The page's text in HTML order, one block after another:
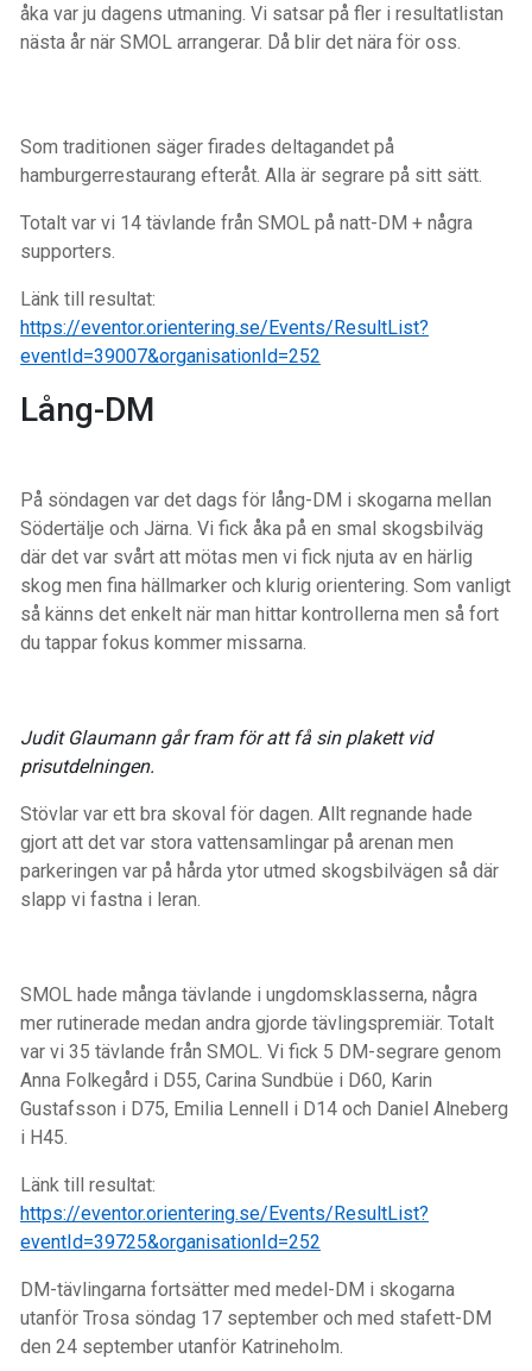
åka var ju dagens utmaning. Vi satsar på fler i resultatlistan
nästa år när SMOL arrangerar. Då blir det nära för oss.
Som traditionen säger firades deltagandet på
hamburgerrestaurang efteråt. Alla är segrare på sitt sätt.
Totalt var vi 14 tävlande från SMOL på natt-DM + några
supporters.
Länk till resultat:
https://eventor.orientering.se/Events/ResultList?
eventId=39007&organisationId=252
Lång-DM
På söndagen var det dags för lång-DM i skogarna mellan
Södertälje och Järna. Vi fick åka på en smal skogsbilväg
där det var svårt att mötas men vi fick njuta av en härlig
skog men fina hällmarker och klurig orientering. Som vanligt
så känns det enkelt när man hittar kontrollerna men så fort
du tappar fokus kommer missarna.
Judit Glaumann går fram för att få sin plakett vid
prisutdelningen.
Stövlar var ett bra skoval för dagen. Allt regnande hade
gjort att det var stora vattensamlingar på arenan men
parkeringen var på hårda ytor utmed skogsbilvägen så där
slapp vi fastna i leran.
SMOL hade många tävlande i ungdomsklasserna, några
mer rutinerade medan andra gjorde tävlingspremiär. Totalt
var vi 35 tävlande från SMOL. Vi fick 5 DM-segrare genom
Anna Folkegård i D55, Carina Sundbüe i D60, Karin
Gustafsson i D75, Emilia Lennell i D14 och Daniel Alneberg
i H45.
Länk till resultat:
https://eventor.orientering.se/Events/ResultList?
eventId=39725&organisationId=252
DM-tävlingarna fortsätter med medel-DM i skogarna
utanför Trosa söndag 17 september och med stafett-DM
den 24 september utanför Katrineholm.